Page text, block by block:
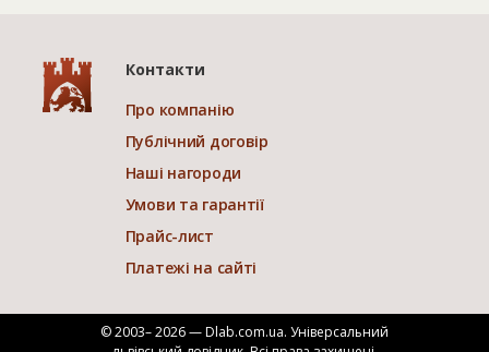
Контакти
Про компанію
Публічний договір
Наші нагороди
Умови та гарантії
Прайс-лист
Платежі на сайті
© 2003– 2026 — Dlab.com.ua. Універсальний